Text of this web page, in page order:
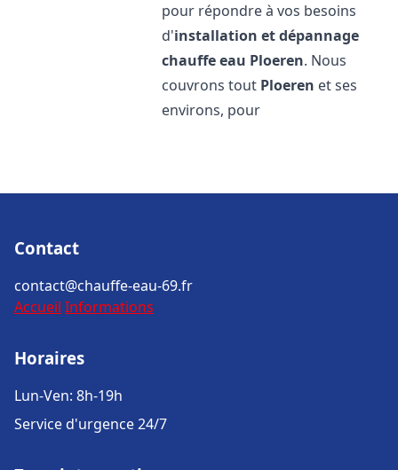
pour répondre à vos besoins
d'installation et dépannage
chauffe eau Ploeren. Nous
couvrons tout Ploeren et ses
environs, pour
Contact
contact@chauffe-eau-69.fr
Accueil Informations
Horaires
Lun-Ven: 8h-19h
Service d'urgence 24/7